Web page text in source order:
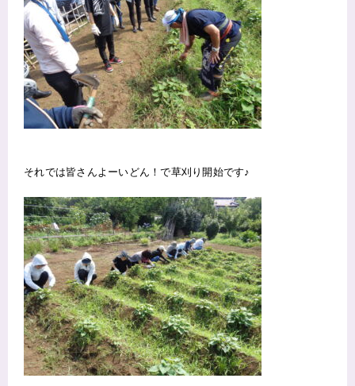
それでは皆さんよーいどん！で草刈り開始です♪